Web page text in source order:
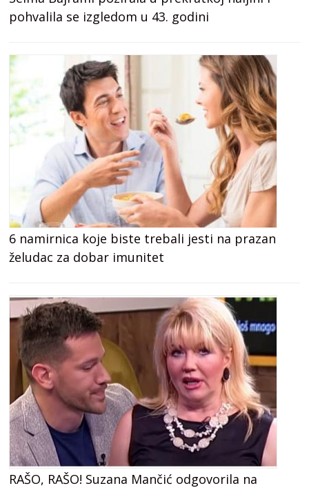
pohvalila se izgledom u 43. godini
6 namirnica koje biste trebali jesti na prazan
želudac za dobar imunitet
RAŠO, RAŠO! Suzana Mančić odgovorila na